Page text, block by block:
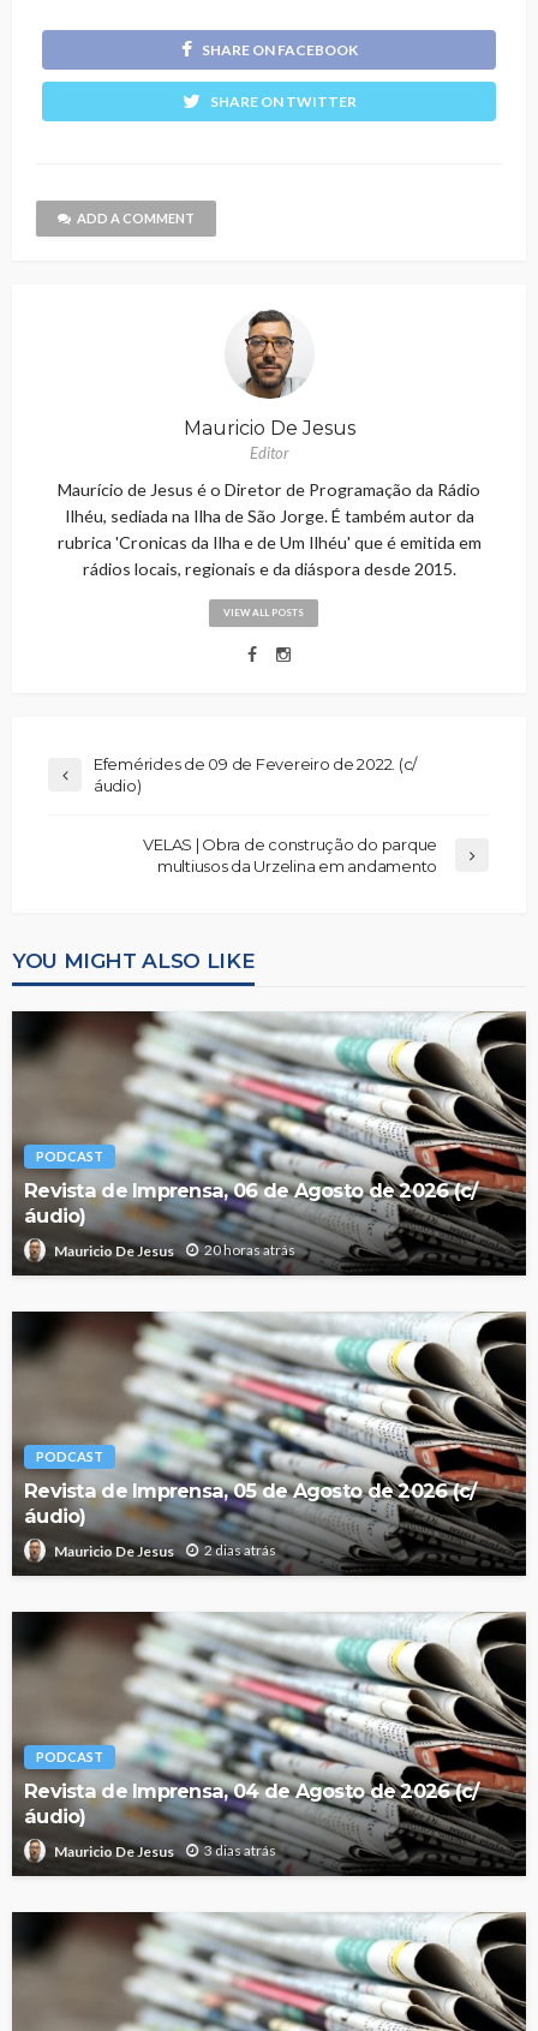
SHARE ON FACEBOOK
SHARE ON TWITTER
ADD A COMMENT
Mauricio De Jesus
Editor
Maurício de Jesus é o Diretor de Programação da Rádio
Ilhéu, sediada na Ilha de São Jorge. É também autor da
rubrica 'Cronicas da Ilha e de Um Ilhéu' que é emitida em
rádios locais, regionais e da diáspora desde 2015.
VIEW ALL POSTS
Efemérides de 09 de Fevereiro de 2022. (c/
áudio)
VELAS | Obra de construção do parque
multiusos da Urzelina em andamento
YOU MIGHT ALSO LIKE
PODCAST
Revista de Imprensa, 06 de Agosto de 2026 (c/
áudio)
Mauricio De Jesus 20 horas atrás
PODCAST
Revista de Imprensa, 05 de Agosto de 2026 (c/
áudio)
Mauricio De Jesus 2 dias atrás
PODCAST
Revista de Imprensa, 04 de Agosto de 2026 (c/
áudio)
Mauricio De Jesus 3 dias atrás